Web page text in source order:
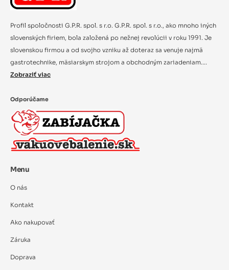
Profil spoločnosti G.P.R. spol. s r.o. G.P.R. spol. s r.o., ako mnoho iných
slovenských firiem, bola založená po nežnej revolúcii v roku 1991. Je
slovenskou firmou a od svojho vzniku až doteraz sa venuje najmä
gastrotechnike, mäsiarskym strojom a obchodným zariadeniam....
Zobraziť viac
Odporúčame
Menu
O nás
Kontakt
Ako nakupovať
Záruka
Doprava